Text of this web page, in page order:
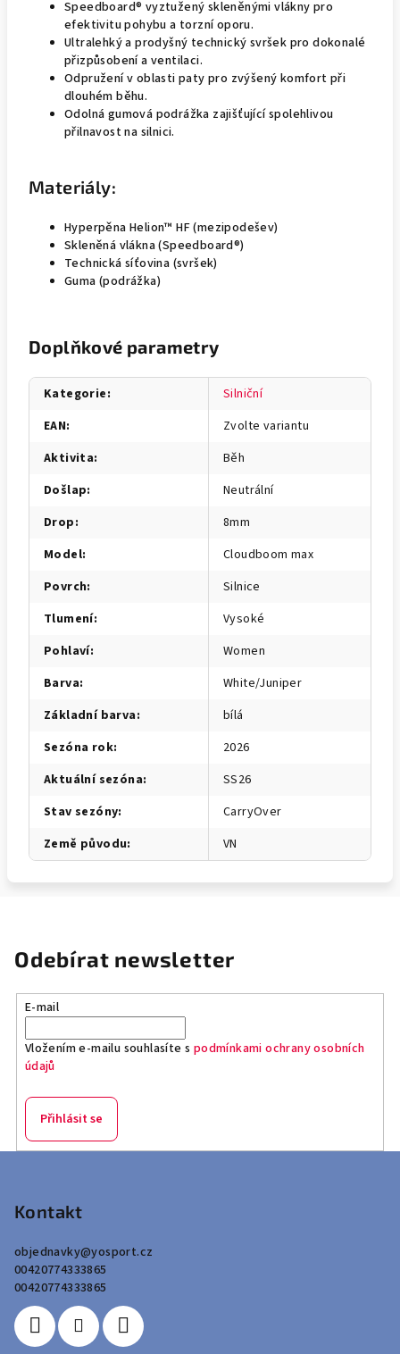
Speedboard® vyztužený skleněnými vlákny pro
efektivitu pohybu a torzní oporu.
Ultralehký a prodyšný technický svršek pro dokonalé
přizpůsobení a ventilaci.
Odpružení v oblasti paty pro zvýšený komfort při
dlouhém běhu.
Odolná gumová podrážka zajišťující spolehlivou
přilnavost na silnici.
Materiály:
Hyperpěna Helion™ HF (mezipodešev)
Skleněná vlákna (Speedboard®)
Technická síťovina (svršek)
Guma (podrážka)
Doplňkové parametry
Kategorie:
Silniční
EAN:
Zvolte variantu
Aktivita:
Běh
Došlap:
Neutrální
Drop:
8mm
Model:
Cloudboom max
Povrch:
Silnice
Tlumení:
Vysoké
Pohlaví:
Women
Barva:
White/Juniper
Základní barva:
bílá
Sezóna rok:
2026
Aktuální sezóna:
SS26
Stav sezóny:
CarryOver
Země původu: VN
Odebírat newsletter
E-mail
Vložením e-mailu souhlasíte s podmínkami ochrany osobních
údajů
Přihlásit se
Kontakt
objednavky@yosport.cz
00420774333865
00420774333865